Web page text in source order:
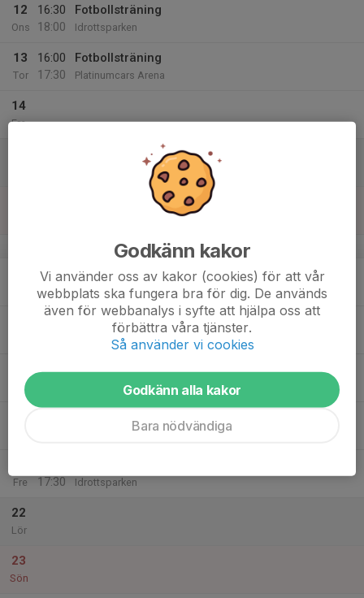
12
Ons
16:30
18:00
Fotbollsträning
Idrottsparken
13
Tor
16:00
17:30
Fotbollsträning
Platinumcars Arena
14
Fre
v.47
17:30
19:00
Fotbollsträning
Idrottsparken
Fotbollsträning
Idrottsparken
Ons
16:30
Fotbollsträning
Idrottsparken
Fre
17:30
Idrottsparken
22
Lör
23
Sön
Godkänn kakor
Vi använder oss av kakor (cookies) för att vår
webbplats ska fungera bra för dig. De används
även för webbanalys i syfte att hjälpa oss att
förbättra våra tjänster.
Så använder vi cookies
Godkänn alla kakor
Bara nödvändiga